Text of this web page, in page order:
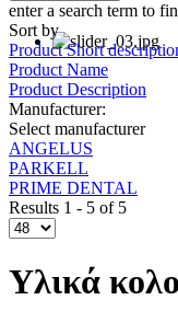
enter a search term to
Sort by
Product Short
Product Name
Product Description
Manufacturer:
Select manufacturer
ANGELUS
PARKELL
PRIME DENTAL
Results 1 - 5 of 5
Υλικά